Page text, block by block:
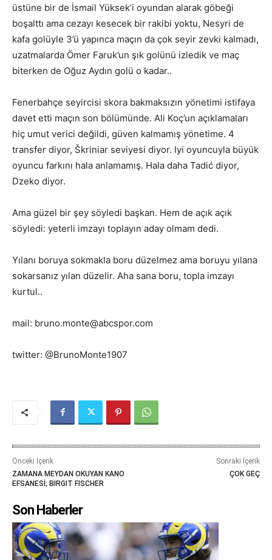
üstüne bir de İsmail Yüksek’i oyundan alarak göbeği
boşalttı ama cezayı kesecek bir rakibi yoktu, Nesyri de
kafa golüyle 3’ü yapınca maçın da çok seyir zevki kalmadı,
uzatmalarda Ömer Faruk’un şık golünü izledik ve maç
biterken de Oğuz Aydın golü o kadar..
Fenerbahçe seyircisi skora bakmaksızın yönetimi istifaya
davet etti maçın son bölümünde. Ali Koç’un açıklamaları
hiç umut verici değildi, güven kalmamış yönetime. 4
transfer diyor, Škriniar seviyesi diyor. Iyi oyuncuyla büyük
oyuncu farkını hala anlamamış. Hala daha Tadić diyor,
Dzeko diyor.
Ama güzel bir şey söyledi başkan. Hem de açık açık
söyledi: yeterli imzayı toplayın aday olmam dedi.
Yılanı boruya sokmakla boru düzelmez ama boruyu yılana
sokarsanız yılan düzelir. Aha sana boru, topla imzayı
kurtul..
mail: bruno.monte@abcspor.com
twitter: @BrunoMonte1907
Önceki İçerik
ZAMANA MEYDAN OKUYAN KANO
EFSANESİ; BIRGIT FISCHER
Sonraki İçerik
ÇOK GEÇ
Son Haberler